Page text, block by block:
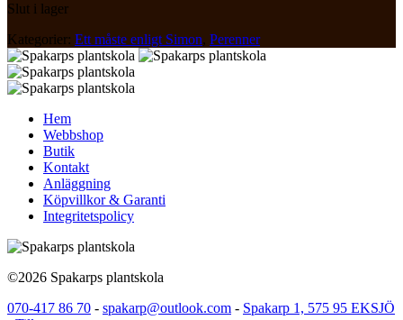
Slut i lager
Kategorier: Ett måste enligt Simon, Perenner
Hem
Webbshop
Butik
Kontakt
Anläggning
Köpvillkor & Garanti
Integritetspolicy
©2026 Spakarps plantskola
070-417 86 70 - spakarp@outlook.com - Spakarp 1, 575 95 EKSJÖ